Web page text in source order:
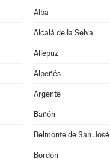
Alba
Alcalá de la Selva
Allepuz
Alpeñés
Argente
Bañón
Belmonte de San José
Bordón